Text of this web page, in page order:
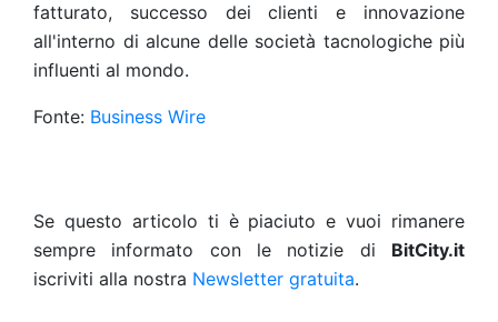
fatturato, successo dei clienti e innovazione
all'interno di alcune delle società tacnologiche più
influenti al mondo.
Fonte: Business Wire
Se questo articolo ti è piaciuto e vuoi rimanere
sempre informato con le notizie di BitCity.it
iscriviti alla nostra Newsletter gratuita.